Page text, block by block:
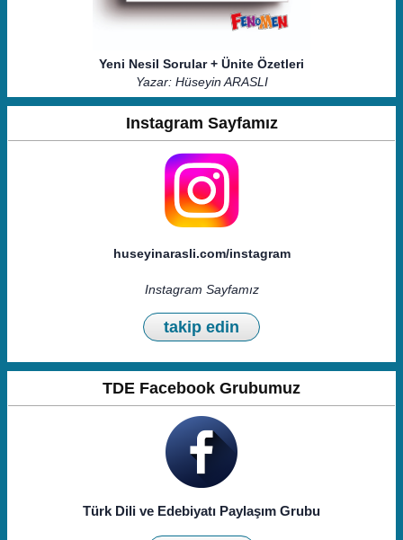
Yeni Nesil Sorular + Ünite Özetleri
Yazar: Hüseyin ARASLI
Instagram Sayfamız
huseyinarasli.com/instagram
Instagram Sayfamız
takip edin
TDE Facebook Grubumuz
Türk Dili ve Edebiyatı Paylaşım Grubu